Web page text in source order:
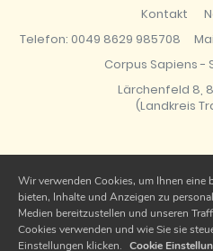
Kontakt
Telefon: 0049 8629 985708
Corpus Sapiens -
Lärchenfeld 8,
(Landkreis
Wir verwenden Cookies, um Ihnen eine
bieten, Inhalte und Anzeigen zu
Medien bereitzustellen und unseren
Cookies verwenden und wie Sie sie
Einstellungen klicken. Cookie